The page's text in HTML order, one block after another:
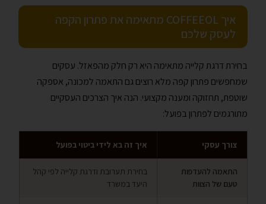
איך COFFEEOL מתאימה את פתרון הקפה
לעסק שלכם
בחירת דרגת קלייה מתאימה היא רק חלק מהפאזל. עסקים
שמחפשים פתרון קפה מלא רוצים גם התאמה למכונה, אספקה
שוטפת, תחזוקה ומענה מקצועי. הנה איך הצרכים העסקיים
מתורגמים לפתרון בפועל:
צורך עסקי איך זה בא לידי ביטוי בפועל
התאמה להעדפות
טעם של הצוות
בחירת תערובת ודרגת קלייה לפי קהל
היעד במשרד